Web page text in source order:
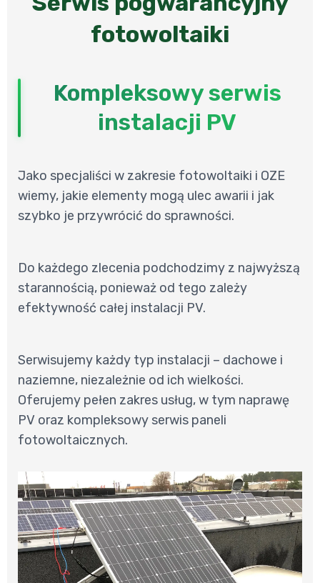
fotowoltaiki
Kompleksowy serwis
instalacji PV
Jako specjaliści w zakresie fotowoltaiki i OZE
wiemy, jakie elementy mogą ulec awarii i jak
szybko je przywrócić do sprawności.
Do każdego zlecenia podchodzimy z najwyższą
starannością, ponieważ od tego zależy
efektywność całej instalacji PV.
Serwisujemy każdy typ instalacji – dachowe i
naziemne, niezależnie od ich wielkości.
Oferujemy pełen zakres usług, w tym naprawę
PV oraz kompleksowy serwis paneli
fotowoltaicznych.